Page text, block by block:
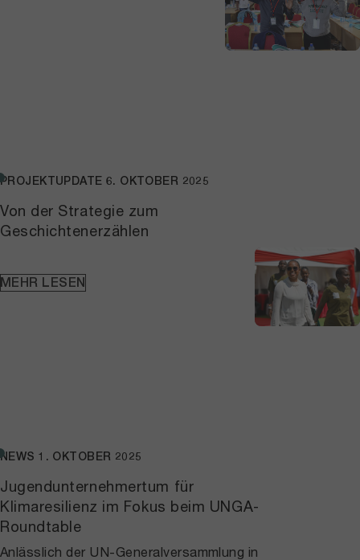
Von der Strategie zum
Geschichtenerzählen
PROJEKTUPDATE 6. OKTOBER 2025
MEHR LESEN
Jugendunternehmertum für
Klimaresilienz im Fokus beim UNGA-
Roundtable
NEWS1. OKTOBER 2025
Anlässlich der UN-Generalversammlung in